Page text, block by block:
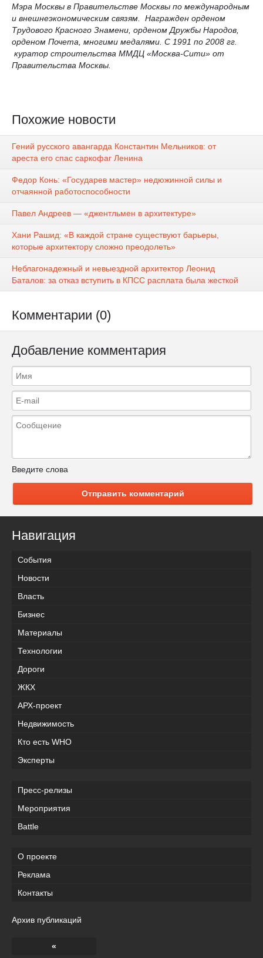
Мэра Москвы в Правительстве Москвы по международным
и внешнеэкономическим связям. Награжден орденом
Трудового Красного Знамени, орденом Дружбы Народов,
орденом Почета, многими медалями. С 1991 по 2008 гг.
куратор строительства ММДЦ «Москва-Сити» от
Правительства Москвы.
Похожие новости
Гений русского авангарда Константин Мельников: от
ареста его спас саркофаг Ленина
Федор Конь: «Государев мастер» недюжинной силы и
отчаянной работоспособности
Павел Андреев — «джентльмен в архитектуре»
Хани Рашид: «В каждой стране существуют барьеры,
которые архитектору сложно преодолеть»
Неблагонадежный и невыездной архитектор Леонид
Баталов: за отказ вступить в КПСС расплата была жесткой
Комментарии (0)
Добавление комментария
Введите слова
Отправить комментарий
Навигация
События
Новости
Власть
Бизнес
Материалы
Технологии
Дороги
ЖКХ
АРХ-проект
Недвижимость
Кто есть WHO
Эксперты
Пресс-релизы
Мероприятия
Battle
О проекте
Реклама
Контакты
Архив публикаций
«